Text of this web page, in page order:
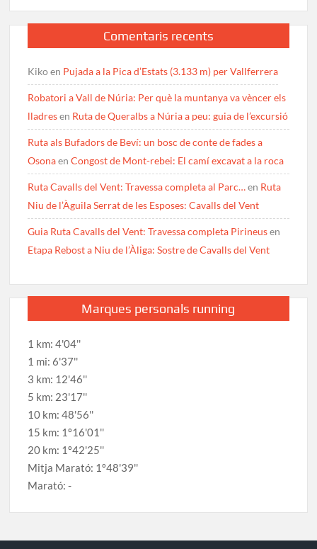
Comentaris recents
Kikoen Pujada a la Pica d’Estats (3.133 m) per Vallferrera
Robatori a Vall de Núria: Per què la muntanya va vèncer els
lladresen Ruta de Queralbs a Núria a peu: guia de l’excursió
Ruta als Bufadors de Beví: un bosc de conte de fades a
OsonaenCongost de Mont-rebei: El camí excavat a la roca
Ruta Cavalls del Vent: Travessa completa al Parc…en Ruta
Niu de l’Àguila Serrat de les Esposes: Cavalls del Vent
Guia Ruta Cavalls del Vent: Travessa completa Pirineusen
Etapa Rebost a Niu de l’Àliga: Sostre de Cavalls del Vent
Marques personals running
1 km: 4'04''
1 mi: 6'37''
3 km: 12'46''
5 km: 23'17''
10 km: 48'56''
15 km: 1º16'01''
20 km: 1º42'25''
Mitja Marató: 1º48'39''
Marató: -